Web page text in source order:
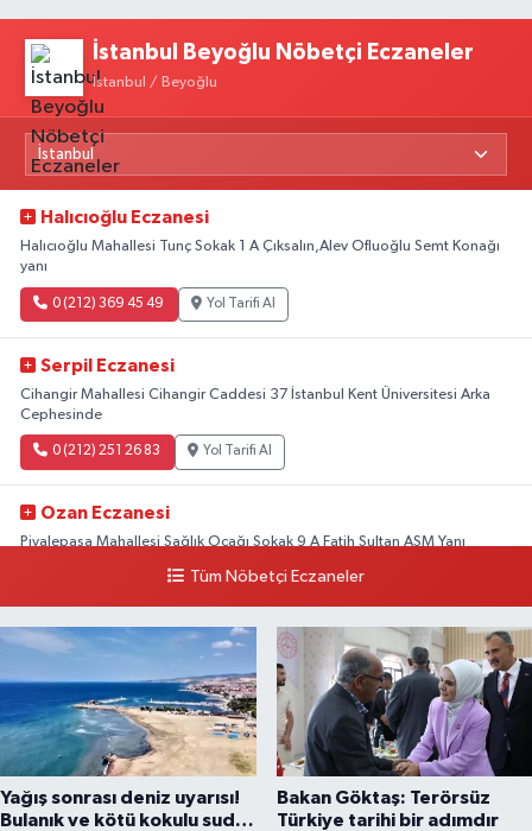
İstanbul Beyoğlu Nöbetçi Eczaneler
İstanbul / Beyoğlu
Halıcıoğlu Eczanesi
Halıcıoğlu Mahallesi Tunç Sokak 1 A Çıksalın,Alev Ofluoğlu Semt Konağı
yanı
0 (212) 369 45 49 Yol Tarifi Al
Serpil Eczanesi
Cihangir Mahallesi Cihangir Caddesi 37 İstanbul Kent Üniversitesi Arka
Cephesinde
0 (212) 251 26 83 Yol Tarifi Al
Ozan Eczanesi
Piyalepaşa Mahallesi Sağlık Ocağı Sokak 9 A Fatih Sultan ASM Yanı
Yol Tarifi Al
Tüm Nöbetçi Eczaneler
Yağış sonrası deniz uyarısı!
Bulanık ve kötü kokulu suda
Bakan Göktaş: Terörsüz
Türkiye tarihi bir adımdır